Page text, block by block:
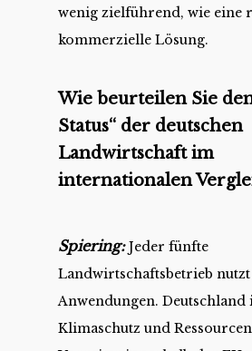
wenig zielführend, wie eine
kommerzielle Lösung.
Wie beurteilen Sie
Status“ der deutschen
Landwirtschaft im
internationalen
Spiering:Jeder fünfte
Landwirtschaftsbetrieb
Anwendungen. Deutschland
Klimaschutz und